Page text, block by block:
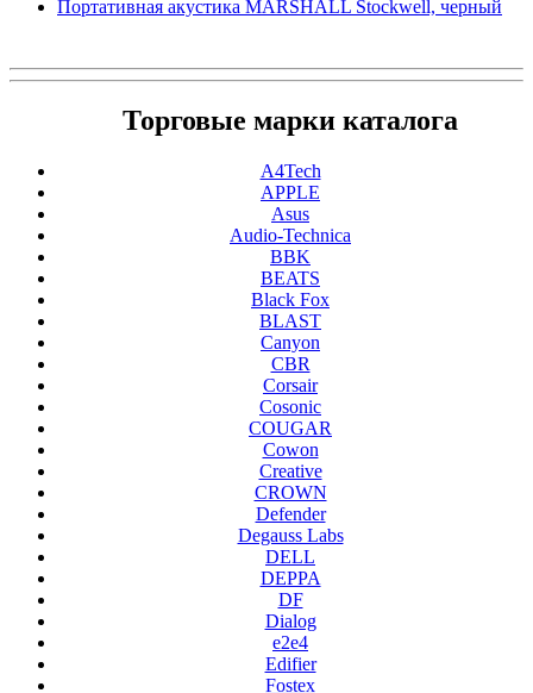
Портативная акустика MARSHALL Stockwell, черный
Торговые марки каталога
A4Tech
APPLE
Asus
Audio-Technica
BBK
BEATS
Black Fox
BLAST
Canyon
CBR
Corsair
Cosonic
COUGAR
Cowon
Creative
CROWN
Defender
Degauss Labs
DELL
DEPPA
DF
Dialog
e2e4
Edifier
Fostex